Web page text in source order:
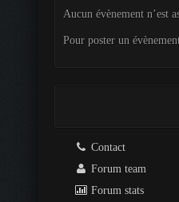
Aucun évènement n’est
Pour poster un
Contact
Forum team
Forum stats